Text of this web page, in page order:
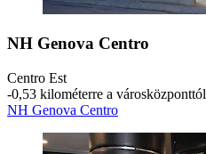
NH Genova Centro
Centro Est
‐0,53 kilométerre a városközponttól
NH Genova Centro